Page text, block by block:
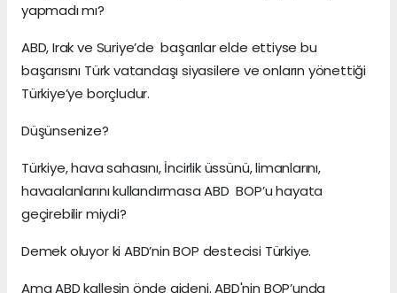
yapmadı mı?
ABD, Irak ve Suriye’de başarılar elde ettiyse bu
başarısını Türk vatandaşı siyasilere ve onların yönettiği
Türkiye’ye borçludur.
Düşünsenize?
Türkiye, hava sahasını, İncirlik üssünü, limanlarını,
havaalanlarını kullandırmasa ABD BOP’u hayata
geçirebilir miydi?
Demek oluyor ki ABD’nin BOP destecisi Türkiye.
Ama ABD kalleşin önde gideni. ABD'nin BOP’unda